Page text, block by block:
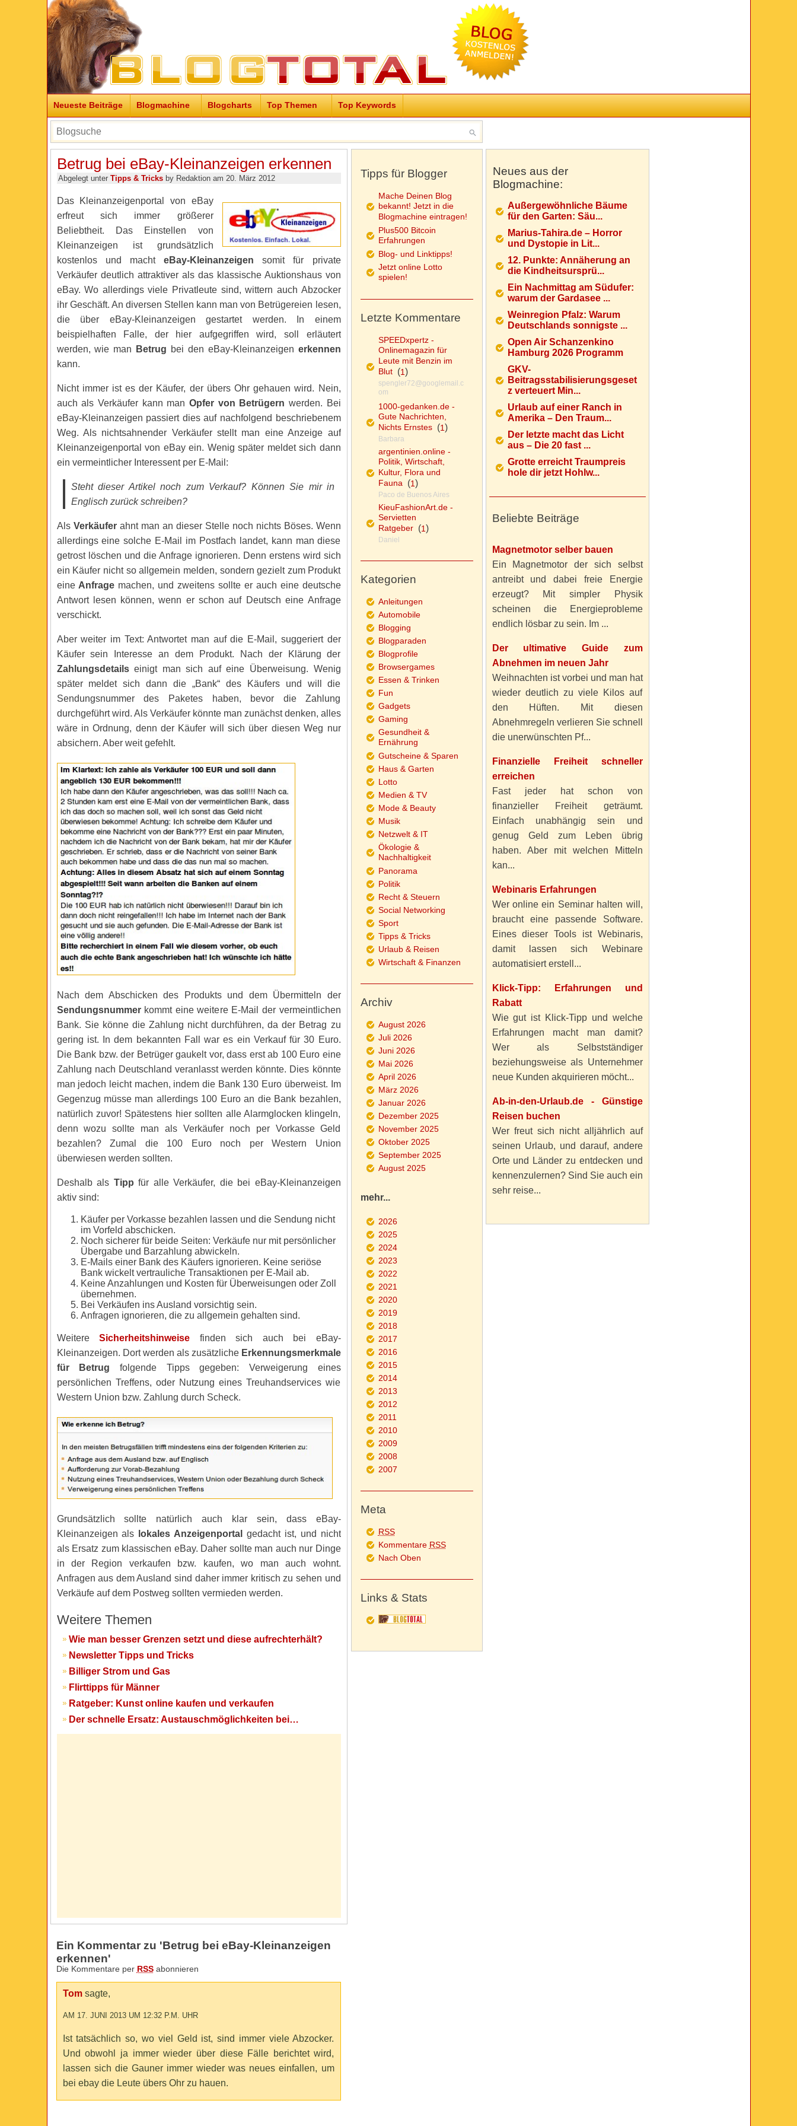
Neueste Beiträge Blogmachine Blogcharts Top Themen Top Keywords
Betrug bei eBay-Kleinanzeigen erkennen
Abgelegt unter Tipps & Tricksby Redaktion am 20. März 2012
Das Kleinanzeigenportal von eBay
erfreut sich immer größerer
Beliebtheit. Das Einstellen von
Kleinanzeigen ist grundsätzlich
kostenlos und macht eBay-Kleinanzeigen somit für private
Verkäufer deutlich attraktiver als das klassische Auktionshaus von
eBay. Wo allerdings viele Privatleute sind, wittern auch Abzocker
ihr Geschäft. An diversen Stellen kann man von Betrügereien lesen,
die über eBay-Kleinanzeigen gestartet werden. In einem
beispielhaften Falle, der hier aufgegriffen wird, soll erläutert
werden, wie man
Betrug bei den eBay-Kleinanzeigen erkennen
kann.
Nicht immer ist es der Käufer, der übers Ohr gehauen wird. Nein,
auch als Verkäufer kann man Opfer von Betrügern werden. Bei
eBay-Kleinanzeigen passiert dies auf nachfolgend beschriebenem
Weg. Als nichtsahnender Verkäufer stellt man eine Anzeige auf
Kleinanzeigenportal von eBay ein. Wenig später meldet sich dann
ein vermeintlicher Interessent per E-Mail:
Steht dieser Artikel noch zum Verkauf? Können Sie mir in
Englisch zurück schreiben?
Als Verkäuferahnt man an dieser Stelle noch nichts Böses. Wenn
allerdings eine solche E-Mail im Postfach landet, kann man diese
getrost löschen und die Anfrage ignorieren. Denn erstens wird sich
ein Käufer nicht so allgemein melden, sondern gezielt zum Produkt
eine Anfrage machen, und zweitens sollte er auch eine deutsche
Antwort lesen können, wenn er schon auf Deutsch eine Anfrage
verschickt.
Aber weiter im Text: Antwortet man auf die E-Mail, suggeriert der
Käufer sein Interesse an dem Produkt. Nach der Klärung der
Zahlungsdetailseinigt man sich auf eine Überweisung. Wenig
später meldet sich dann die „Bank“ des Käufers und will die
Sendungsnummer des Paketes haben, bevor die Zahlung
durchgeführt wird. Als Verkäufer könnte man zunächst denken, alles
wäre in Ordnung, denn der Käufer will sich über diesen Weg nur
absichern. Aber weit gefehlt.
Nach dem Abschicken des Produkts und dem Übermitteln der
Sendungsnummerkommt eine weitere E-Mail der vermeintlichen
Bank. Sie könne die Zahlung nicht durchführen, da der Betrag zu
gering ist. In dem bekannten Fall war es ein Verkauf für 30 Euro.
Die Bank bzw. der Betrüger gaukelt vor, dass erst ab 100 Euro eine
Zahlung nach Deutschland veranlasst werden könnte. Dies könnte
man jedoch leicht machen, indem die Bank 130 Euro überweist. Im
Gegenzug müsse man allerdings 100 Euro an die Bank bezahlen,
natürlich zuvor! Spätestens hier sollten alle Alarmglocken klingeln,
denn wozu sollte man als Verkäufer noch per Vorkasse Geld
bezahlen? Zumal die 100 Euro noch per Western Union
überwiesen werden sollten.
Deshalb als Tipp für alle Verkäufer, die bei eBay-Kleinanzeigen
aktiv sind:
Käufer per Vorkasse bezahlen lassen und die Sendung nicht
im Vorfeld abschicken.
Noch sicherer für beide Seiten: Verkäufe nur mit persönlicher
Übergabe und Barzahlung abwickeln.
E-Mails einer Bank des Käufers ignorieren. Keine seriöse
Bank wickelt vertrauliche Transaktionen per E-Mail ab.
Keine Anzahlungen und Kosten für Überweisungen oder Zoll
übernehmen.
Bei Verkäufen ins Ausland vorsichtig sein.
Anfragen ignorieren, die zu allgemein gehalten sind.
Weitere Sicherheitshinweise finden sich auch bei eBay-
Kleinanzeigen. Dort werden als zusätzliche Erkennungsmerkmale
für Betrug folgende Tipps gegeben: Verweigerung eines
persönlichen Treffens, oder Nutzung eines Treuhandservices wie
Western Union bzw. Zahlung durch Scheck.
Grundsätzlich sollte natürlich auch klar sein, dass eBay-
Kleinanzeigen als
lokales Anzeigenportal
gedacht ist, und nicht
als Ersatz zum klassischen eBay. Daher sollte man auch nur Dinge
in der Region verkaufen bzw. kaufen, wo man auch wohnt.
Anfragen aus dem Ausland sind daher immer kritisch zu sehen und
Verkäufe auf dem Postweg sollten vermieden werden.
Weitere Themen
Wie man besser Grenzen setzt und diese aufrechterhält?
Newsletter Tipps und Tricks
Billiger Strom und Gas
Flirttipps für Männer
Ratgeber: Kunst online kaufen und verkaufen
Der schnelle Ersatz: Austauschmöglichkeiten bei…
Ein Kommentar zu 'Betrug bei eBay-Kleinanzeigen
erkennen'
Die Kommentare per RSSabonnieren
Tomsagte,
AM 17. JUNI 2013 UM 12:32 P.M. UHR
Ist tatsächlich so, wo viel Geld ist, sind immer viele Abzocker.
Und obwohl ja immer wieder über diese Fälle berichtet wird,
lassen sich die Gauner immer wieder was neues einfallen, um
bei ebay die Leute übers Ohr zu hauen.
Neues aus der
Blogmachine:
Außergewöhnliche Bäume
für den Garten: Säu...
Marius-Tahira.de – Horror
und Dystopie in Lit...
12. Punkte: Annäherung an
die Kindheitsursprü...
Ein Nachmittag am Südufer:
warum der Gardasee ...
Weinregion Pfalz: Warum
Deutschlands sonnigste ...
Open Air Schanzenkino
Hamburg 2026 Programm
GKV-
Beitragsstabilisierungsgeset
z verteuert Min...
Urlaub auf einer Ranch in
Amerika – Den Traum...
Der letzte macht das Licht
aus – Die 20 fast ...
Grotte erreicht Traumpreis
hole dir jetzt Hohlw...
Beliebte Beiträge
Magnetmotor selber bauen
Ein Magnetmotor der sich selbst
antreibt und dabei freie Energie
erzeugt? Mit simpler Physik
scheinen die Energieprobleme
endlich lösbar zu sein. Im ...
Der ultimative Guide zum
Abnehmen im neuen Jahr
Weihnachten ist vorbei und man hat
wieder deutlich zu viele Kilos auf
den Hüften. Mit diesen
Abnehmregeln verlieren Sie schnell
die unerwünschten Pf...
Finanzielle Freiheit schneller
erreichen
Fast jeder hat schon von
finanzieller Freiheit geträumt.
Einfach unabhängig sein und
genug Geld zum Leben übrig
haben. Aber mit welchen Mitteln
kan...
Webinaris Erfahrungen
Wer online ein Seminar halten will,
braucht eine passende Software.
Eines dieser Tools ist Webinaris,
damit lassen sich Webinare
automatisiert erstell...
Klick-Tipp: Erfahrungen und
Rabatt
Wie gut ist Klick-Tipp und welche
Erfahrungen macht man damit?
Wer als Selbstständiger
beziehungsweise als Unternehmer
neue Kunden akquirieren möcht...
Ab-in-den-Urlaub.de - Günstige
Reisen buchen
Wer freut sich nicht alljährlich auf
seinen Urlaub, und darauf, andere
Orte und Länder zu entdecken und
kennenzulernen? Sind Sie auch ein
sehr reise...
Tipps für Blogger
Mache Deinen Blog
bekannt! Jetzt in die
Blogmachine eintragen!
Plus500 Bitcoin
Erfahrungen
Blog- und Linktipps!
Jetzt online Lotto
spielen!
Letzte Kommentare
SPEEDxpertz -
Onlinemagazin für
Leute mit Benzin im
Blut(1)
spengler72@googlemail.c
om
1000-gedanken.de -
Gute Nachrichten,
Nichts Ernstes(1)
Barbara
argentinien.online -
Politik, Wirtschaft,
Kultur, Flora und
Fauna(1)
Paco de Buenos Aires
KieuFashionArt.de -
Servietten
Ratgeber(1)
Daniel
Kategorien
Anleitungen
Automobile
Blogging
Blogparaden
Blogprofile
Browsergames
Essen & Trinken
Fun
Gadgets
Gaming
Gesundheit &
Ernährung
Gutscheine & Sparen
Haus & Garten
Lotto
Medien & TV
Mode & Beauty
Musik
Netzwelt & IT
Ökologie &
Nachhaltigkeit
Panorama
Politik
Recht & Steuern
Social Networking
Sport
Tipps & Tricks
Urlaub & Reisen
Wirtschaft & Finanzen
Archiv
August 2026
Juli 2026
Juni 2026
Mai 2026
April 2026
März 2026
Januar 2026
Dezember 2025
November 2025
Oktober 2025
September 2025
August 2025
mehr...
2026
2025
2024
2023
2022
2021
2020
2019
2018
2017
2016
2015
2014
2013
2012
2011
2010
2009
2008
2007
Meta
RSS
Kommentare RSS
Nach Oben
Links & Stats